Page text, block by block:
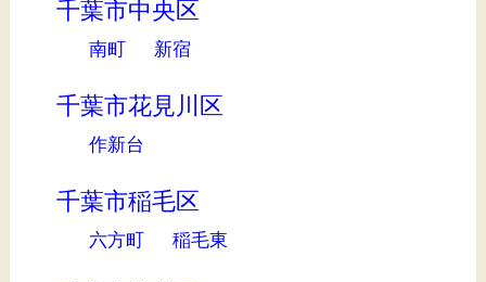
千葉市中央区
南町 新宿
千葉市花見川区
作新台
千葉市稲毛区
六方町 稲毛東